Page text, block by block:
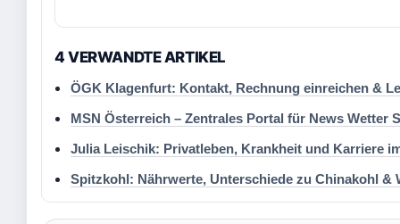
4 VERWANDTE ARTIKEL
ÖGK Klagenfurt: Kontakt, Rechnung einreichen &
MSN Österreich – Zentrales Portal für News Wetter
Julia Leischik: Privatleben, Krankheit und Karriere
Spitzkohl: Nährwerte, Unterschiede zu Chinakohl &